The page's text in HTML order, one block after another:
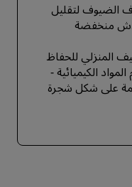
الضيوف لتقليل
دش منخفضة
المنزلي للحفاظ
الكيميائية -
على شكل شجرة